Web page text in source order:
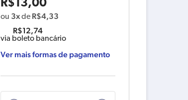
R$13,00
ou 3xde R$4,33
R$12,74
via boleto bancário
Ver mais formas de pagamento